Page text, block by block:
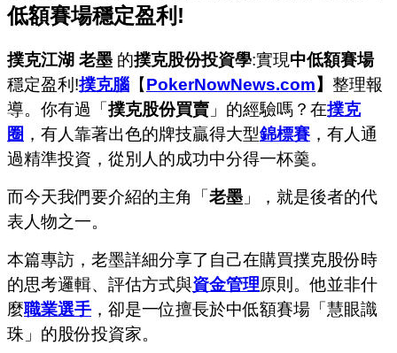
低額賽場穩定盈利!
撲克江湖 老墨 的撲克股份投資學:實現中低額賽場
穩定盈利!撲克腦 【PokerNowNews.com】 整理報
導。你有過「撲克股份買賣 」的經驗嗎？ 在撲克
圈 ，有人靠著出色的牌技贏得大型錦標賽 ，有人通
過精準投資，從別人的成功中分得一杯羹。
而今天我們要介紹的主角「老墨 」，就是後者的代
表人物之一。
本篇專訪，老墨詳細分享了自己在購買撲克股份時
的思考邏輯、評估方式與資金管理原則。他並非什
麼職業選手 ，卻是一位擅長於中低額賽場「慧眼識
珠」的股份投資家。